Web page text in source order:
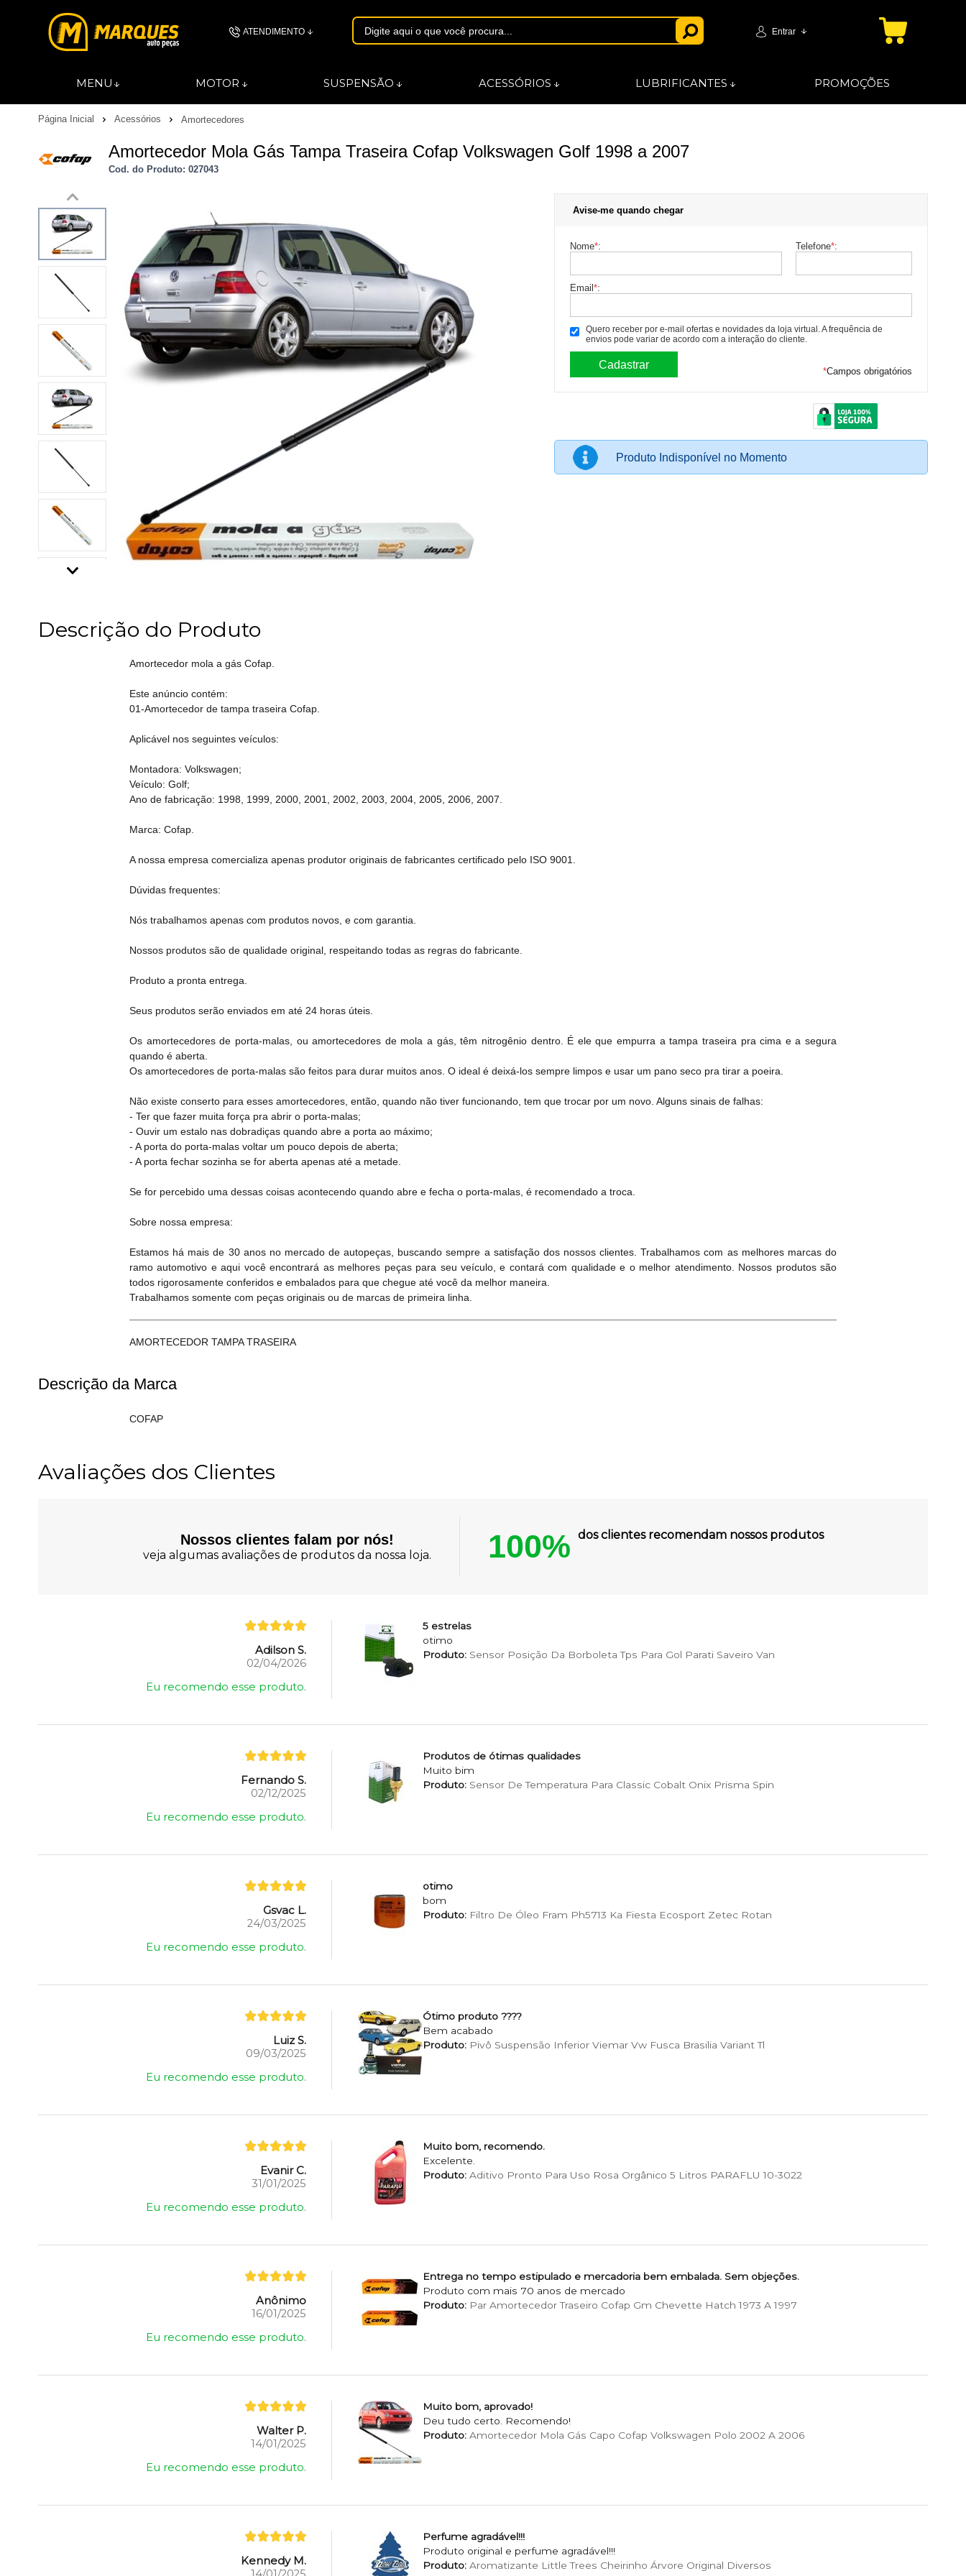
ATENDIMENTO Entrar
MENU MOTOR SUSPENSÃO ACESSÓRIOS LUBRIFICANTES PROMOÇÕES
Página Inicial Acessórios Amortecedores
Amortecedor Mola Gás Tampa Traseira Cofap Volkswagen Golf 1998 a 2007
Cod. do Produto: 027043
Avise-me quando chegar
Nome*: Telefone*:
Email *:
Quero receber por e-mail ofertas e novidades da loja virtual. A frequência de
envios pode variar de acordo com a interação do cliente.
*Campos obrigatórios
Produto Indisponível no Momento
Descrição do Produto
Amortecedor mola a gás Cofap.
Este anúncio contém:
01-Amortecedor de tampa traseira Cofap.
Aplicável nos seguintes veículos:
Montadora: Volkswagen;
Veículo: Golf;
Ano de fabricação: 1998, 1999, 2000, 2001, 2002, 2003, 2004, 2005, 2006, 2007.
Marca: Cofap.
A nossa empresa comercializa apenas produtor originais de fabricantes certificado pelo ISO 9001.
Dúvidas frequentes:
Nós trabalhamos apenas com produtos novos, e com garantia.
Nossos produtos são de qualidade original, respeitando todas as regras do fabricante.
Produto a pronta entrega.
Seus produtos serão enviados em até 24 horas úteis.
Os amortecedores de porta-malas, ou amortecedores de mola a gás, têm nitrogênio dentro. É ele que empurra a tampa traseira pra cima e a segura
quando é aberta.
Os amortecedores de porta-malas são feitos para durar muitos anos. O ideal é deixá-los sempre limpos e usar um pano seco pra tirar a poeira.
Não existe conserto para esses amortecedores, então, quando não tiver funcionando, tem que trocar por um novo. Alguns sinais de falhas:
- Ter que fazer muita força pra abrir o porta-malas;
- Ouvir um estalo nas dobradiças quando abre a porta ao máximo;
- A porta do porta-malas voltar um pouco depois de aberta;
- A porta fechar sozinha se for aberta apenas até a metade.
Se for percebido uma dessas coisas acontecendo quando abre e fecha o porta-malas, é recomendado a troca.
Sobre nossa empresa:
Estamos há mais de 30 anos no mercado de autopeças, buscando sempre a satisfação dos nossos clientes. Trabalhamos com as melhores marcas do
ramo automotivo e aqui você encontrará as melhores peças para seu veículo, e contará com qualidade e o melhor atendimento. Nossos produtos são
todos rigorosamente conferidos e embalados para que chegue até você da melhor maneira.
Trabalhamos somente com peças originais ou de marcas de primeira linha.
AMORTECEDOR TAMPA TRASEIRA
Descrição da Marca
COFAP
Avaliações dos Clientes
Nossos clientes falam por nós!
veja algumas avaliações de produtos da nossa loja. 100% dos clientes recomendam nossos produtos
Adilson S.
02/04/2026
Eu recomendo esse produto.
5 estrelas
otimo
Produto:Sensor Posição Da Borboleta Tps Para Gol Parati Saveiro Van
Fernando S.
02/12/2025
Eu recomendo esse produto.
Produtos de ótimas qualidades
Muito bim
Produto:Sensor De Temperatura Para Classic Cobalt Onix Prisma Spin
Gsvac L.
24/03/2025
Eu recomendo esse produto.
otimo
bom
Produto:Filtro De Óleo Fram Ph5713 Ka Fiesta Ecosport Zetec Rotan
Luiz S.
09/03/2025
Eu recomendo esse produto.
Ótimo produto ????
Bem acabado
Produto:Pivô Suspensão Inferior Viemar Vw Fusca Brasilia Variant Tl
Evanir C.
31/01/2025
Eu recomendo esse produto.
Muito bom, recomendo.
Excelente.
Produto:Aditivo Pronto Para Uso Rosa Orgânico 5 Litros PARAFLU 10-3022
Anônimo
16/01/2025
Eu recomendo esse produto.
Entrega no tempo estipulado e mercadoria bem embalada. Sem objeções.
Produto com mais 70 anos de mercado
Produto:Par Amortecedor Traseiro Cofap Gm Chevette Hatch 1973 A 1997
Walter P.
14/01/2025
Eu recomendo esse produto.
Muito bom, aprovado!
Deu tudo certo. Recomendo!
Produto:Amortecedor Mola Gás Capo Cofap Volkswagen Polo 2002 A 2006
Kennedy M.
Perfume agradável!!!
Produto original e perfume agradável!!!
Produto:Aromatizante Little Trees Cheirinho Árvore Original Diversos